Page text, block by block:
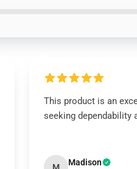
This product is an
seeking dependability
Madison